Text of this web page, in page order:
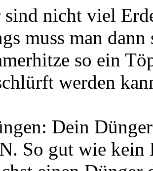
nicht viel
muss man
so ein
werden
Dein
So gut wie